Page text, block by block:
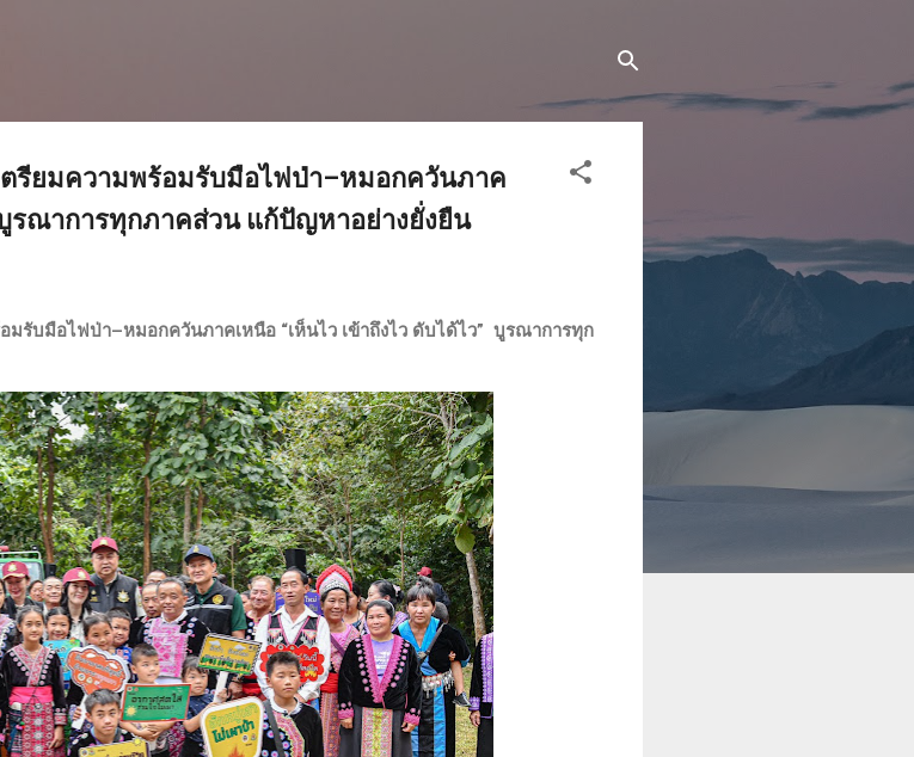
ตรียมความพร้อมรับมือไฟป่า–หมอกควันภาค
บูรณาการทุกภาคส่วน แก้ปัญหาอย่างยั่งยืน
มรับมือไฟป่า–หมอกควันภาคเหนือ “เห็นไว เข้าถึงไว ดับได้ไว” บูรณาการทุก